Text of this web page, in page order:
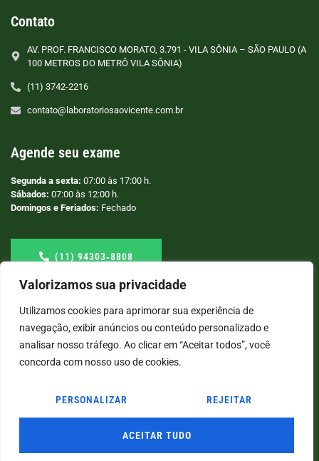
Valorizamos sua privacidade
Utilizamos cookies para aprimorar sua experiência de
navegação, exibir anúncios ou conteúdo personalizado e
analisar nosso tráfego. Ao clicar em “Aceitar todos”, você
concorda com nosso uso de cookies.
PERSONALIZAR REJEITAR
ACEITAR TUDO
Contato
AV. PROF. FRANCISCO MORATO, 3.791 - VILA SÔNIA – SÃO PAULO (A
100 METROS DO METRÔ VILA SÔNIA)
(11) 3742-2216
contato@laboratoriosaovicente.com.br
Agende seu exame
Segunda a sexta: 07:00 às 17:00 h.
Sábados: 07:00 às 12:00 h.
Domingos e Feriados: Fechado
(11) 94303‑8808
© COPYRIGHT2026→ LABORATÓRIO SÃO VICENTE → POR: CONEKI - SOLUÇÕES DIGITAIS |